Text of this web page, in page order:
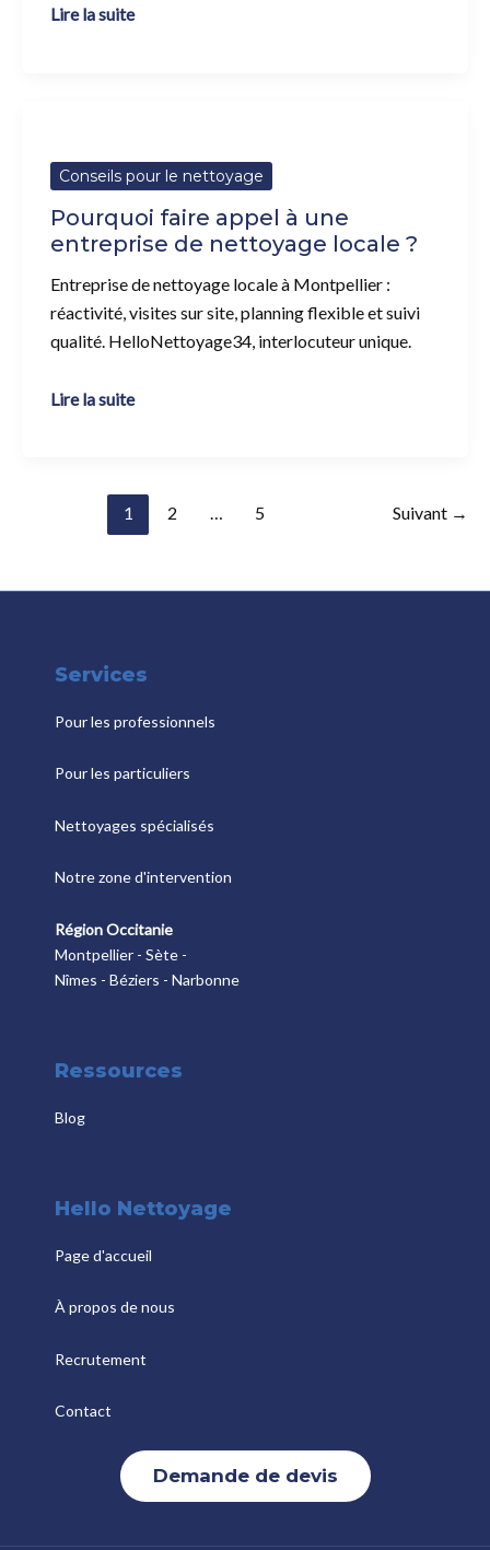
Lire la suite
Conseils pour le nettoyage
Pourquoi faire appel à une
entreprise de nettoyage locale ?
Entreprise de nettoyage locale à Montpellier :
réactivité, visites sur site, planning flexible et suivi
qualité. HelloNettoyage34, interlocuteur unique.
appel
une
entreprise
de
nettoyage
locale
Lire la suite
1 2 5 Suivant →
Services
Pour les professionnels
Pour les particuliers
Nettoyages spécialisés
Notre zone d'intervention
Région Occitanie
Montpellier - Sète -
Nîmes - Béziers - Narbonne
Ressources
Blog
Hello Nettoyage
Page d'accueil
À propos de nous
Recrutement
Contact
Demande de devis